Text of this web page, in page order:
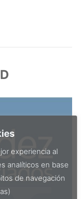
experiencia al
analíticos en base
de navegación